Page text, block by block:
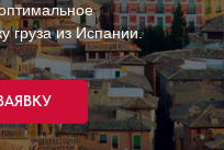
груза из Испании.